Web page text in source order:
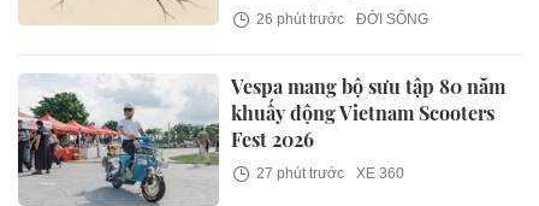
26 phút trước ĐỜI SỐNG
Vespa mang bộ sưu tập 80 năm
khuấy động Vietnam Scooters
Fest 2026
27 phút trước XE 360